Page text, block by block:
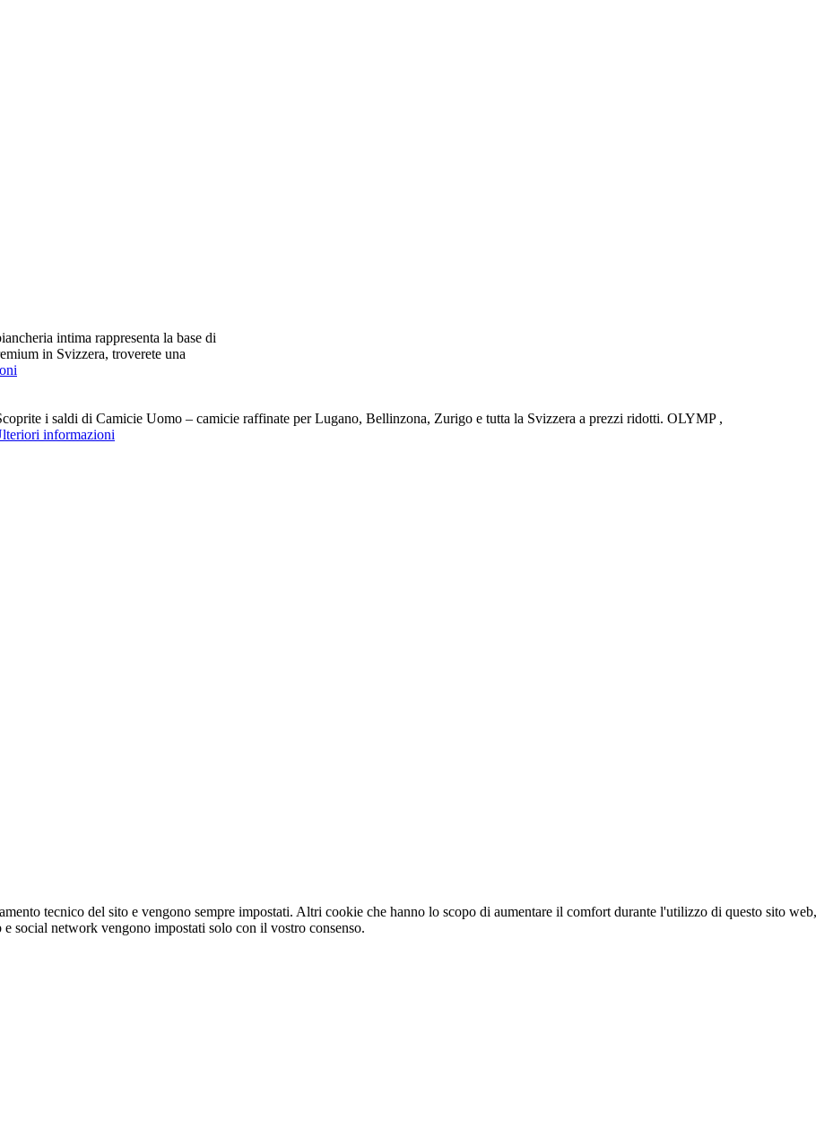
intima rappresenta la base di
in Svizzera, troverete una
i saldi di Camicie Uomo – camicie raffinate per Lugano, Bellinzona, Zurigo e tutta la Svizzera a prezzi ridotti. OLYMP ,
informazioni
tecnico del sito e vengono sempre impostati. Altri cookie che hanno lo scopo di aumentare il comfort durante l'utilizzo di questo sito web,
social network vengono impostati solo con il vostro consenso.